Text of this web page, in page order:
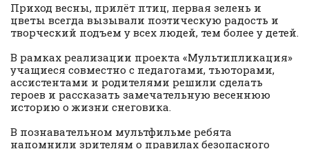
Приход весны, прилёт птиц, первая зелень и
цветы всегда вызывали поэтическую радость и
творческий подъем у всех людей, тем более у детей.
В рамках реализации проекта «Мультипликация»
учащиеся совместно с педагогами, тьюторами,
ассистентами и родителями решили сделать
героев и рассказать замечательную весеннюю
историю о жизни снеговика.
В познавательном мультфильме ребята
напомнили зрителям о правилах безопасного